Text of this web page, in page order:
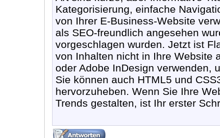
Kategorisierung, einfache
von Ihrer E-Business-Website
als SEO-freundlich angesehen
vorgeschlagen wurden. Jetzt ist
von Inhalten nicht in Ihre Website
oder Adobe InDesign verwenden,
Sie können auch HTML5 und
hervorzuheben. Wenn Sie Ihre
Trends gestalten, ist Ihr erster